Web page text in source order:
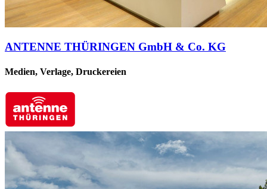
ANTENNE THÜRINGEN GmbH & Co. KG
Medien, Verlage, Druckereien